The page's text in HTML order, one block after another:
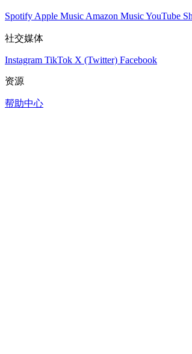
Spotify Apple Music Amazon MusicYouTube
社交媒体
Instagram TikTok X (Twitter) Facebook
资源
帮助中心